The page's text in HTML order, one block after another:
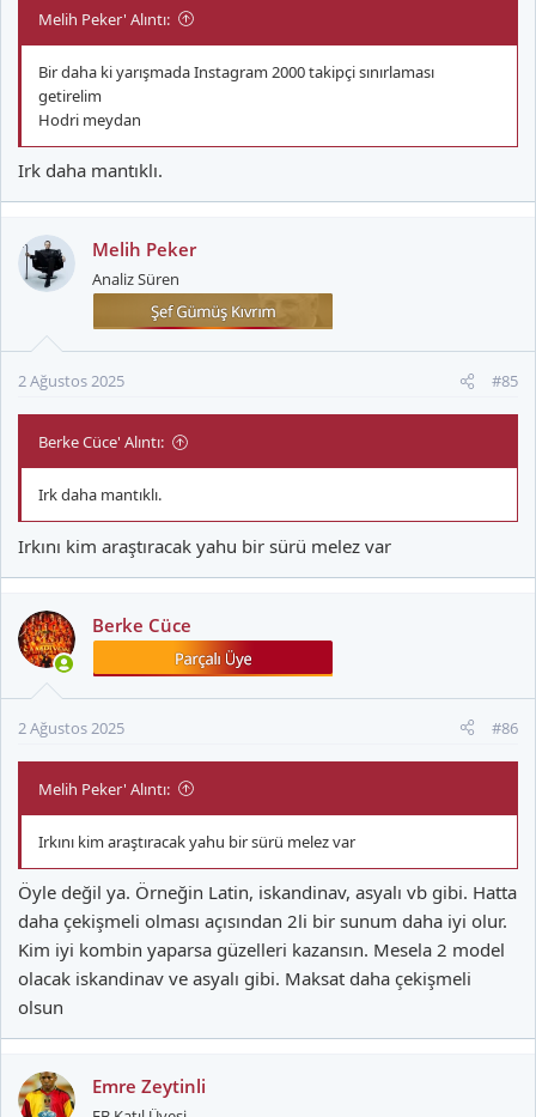
Melih Peker' Alıntı:
Bir daha ki yarışmada Instagram 2000 takipçi sınırlaması
getirelim
Hodri meydan
Irk daha mantıklı.
Melih Peker
Analiz Süren
2 Ağustos 2025 #85
Berke Cüce' Alıntı:
Irk daha mantıklı.
Irkını kim araştıracak yahu bir sürü melez var
Berke Cüce
2 Ağustos 2025 #86
Melih Peker' Alıntı:
Irkını kim araştıracak yahu bir sürü melez var
Öyle değil ya. Örneğin Latin, iskandinav, asyalı vb gibi. Hatta
daha çekişmeli olması açısından 2li bir sunum daha iyi olur.
Kim iyi kombin yaparsa güzelleri kazansın. Mesela 2 model
olacak iskandinav ve asyalı gibi. Maksat daha çekişmeli
olsun
Emre Zeytinli